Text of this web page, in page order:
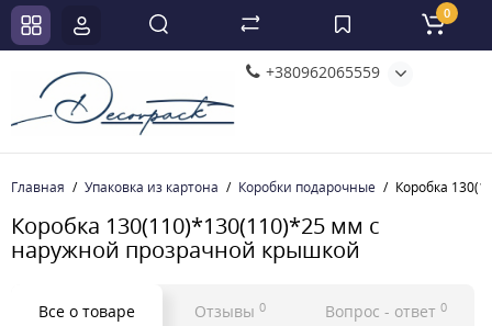
+380962065559
0
Главная Упаковка из картона Коробки подарочные Коробка
Коробка 130(110)*130(110)*25 мм с
наружной прозрачной крышкой
Все о товаре Отзывы 0 Вопрос - ответ 0